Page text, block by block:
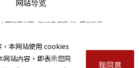
网站导览
国家两厅院《PAR表演艺术》版权所有
arts redefined. All Rights Reserved
号 Tax Id number 00973926
资讯，如有异动应以主办单位公告为准。
本网站使用 cookies
网站内容，即表示您同
我同意